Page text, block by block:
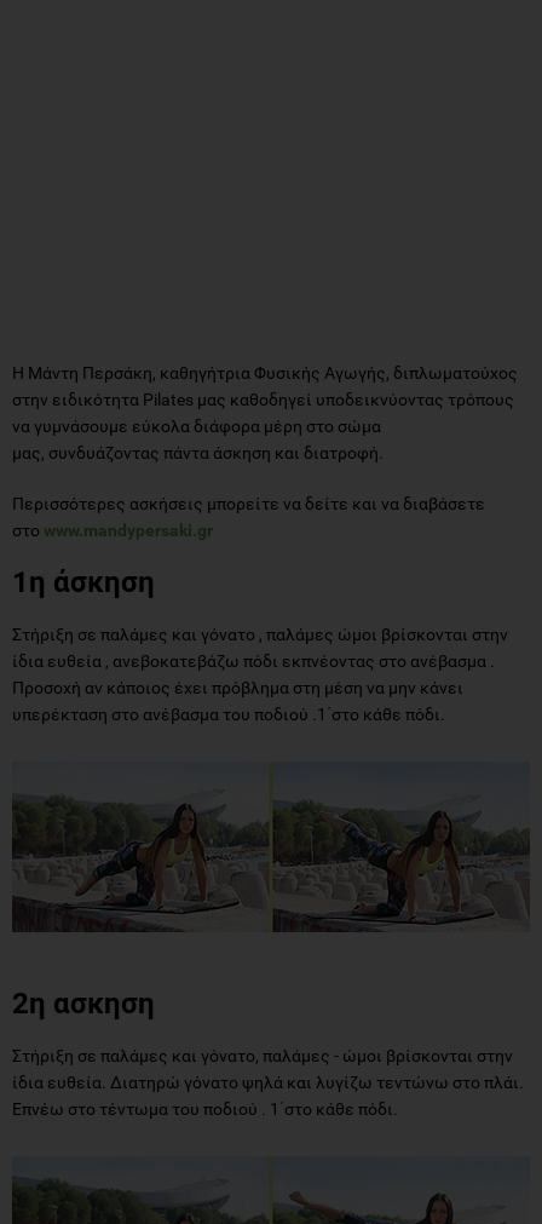
Η Μάντη Περσάκη, καθηγήτρια Φυσικής Αγωγής, διπλωματούχος
στην ειδικότητα Pilates μας καθοδηγεί υποδεικνύοντας τρόπους
να γυμνάσουμε εύκολα διάφορα μέρη στο σώμα
μας, συνδυάζοντας πάντα άσκηση και διατροφή.
Περισσότερες ασκήσεις μπορείτε να δείτε και να διαβάσετε
στο www.mandypersaki.gr
1η άσκηση
Στήριξη σε παλάμες και γόνατο , παλάμες ώμοι βρίσκονται στην
ίδια ευθεία , ανεβοκατεβάζω πόδι εκπνέοντας στο ανέβασμα .
Προσοχή αν κάποιος έχει πρόβλημα στη μέση να μην κάνει
υπερέκταση στο ανέβασμα του ποδιού .1΄στο κάθε πόδι.
2η ασκηση
Στήριξη σε παλάμες και γόνατο, παλάμες - ώμοι βρίσκονται στην
ίδια ευθεία. Διατηρώ γόνατο ψηλά και λυγίζω τεντώνω στο πλάι.
Επνέω στο τέντωμα του ποδιού . 1΄στο κάθε πόδι.